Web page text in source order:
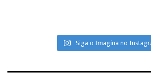
Siga o Imagina no